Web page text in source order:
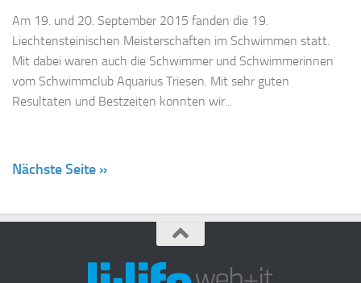
Am 19. und 20. September 2015 fanden die 19.
Liechtensteinischen Meisterschaften im Schwimmen statt.
Mit dabei waren auch die Schwimmer und Schwimmerinnen
vom Schwimmclub Aquarius Triesen. Mit sehr guten
Resultaten und Bestzeiten konnten wir...
Nächste Seite »